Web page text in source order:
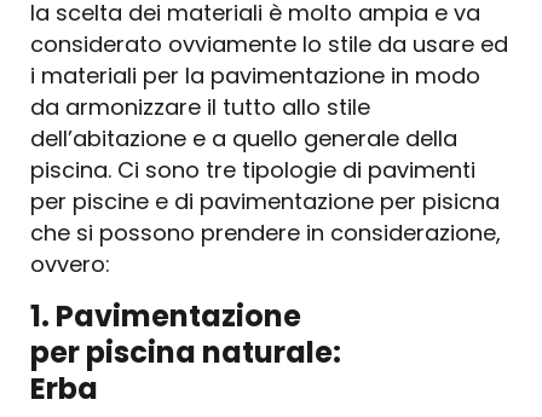
la scelta dei materiali è molto ampia e va
considerato ovviamente lo stile da usare ed
i materiali per la pavimentazione in modo
da armonizzare il tutto allo stile
dell’abitazione e a quello generale della
piscina. Ci sono tre tipologie di pavimenti
per piscine e di pavimentazione per pisicna
che si possono prendere in considerazione,
ovvero:
1. Pavimentazione
per piscina naturale:
Erba